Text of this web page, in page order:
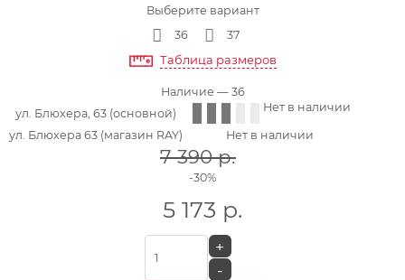
Выберите вариант
36
37
Таблица размеров
Наличие — 36
ул. Блюхера, 63 (основной)
Нет в наличии
ул. Блюхера 63 (магазин RAY) Нет в наличии
7 390 р.
-30%
5 173 р.
+
-